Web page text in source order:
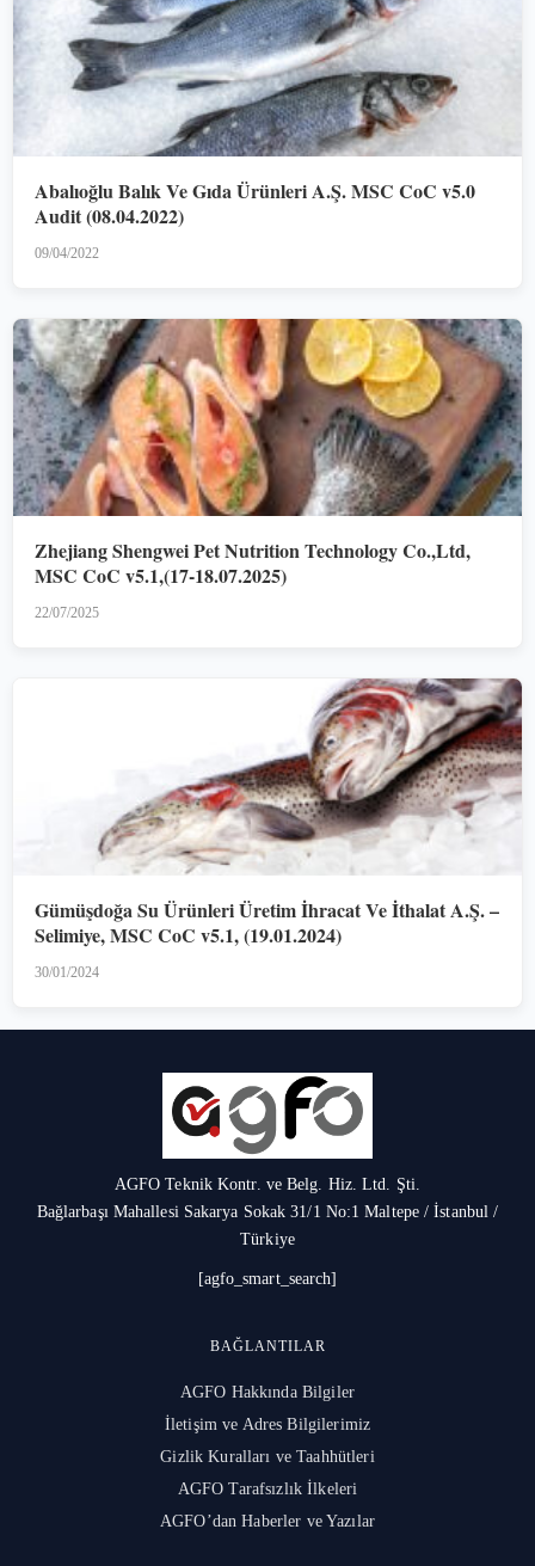
Abalıoğlu Balık Ve Gıda Ürünleri A.Ş. MSC CoC v5.0
Audit (08.04.2022)
09/04/2022
Zhejiang Shengwei Pet Nutrition Technology Co.,Ltd,
MSC CoC v5.1,(17-18.07.2025)
22/07/2025
Gümüşdoğa Su Ürünleri Üretim İhracat Ve İthalat A.Ş. –
Selimiye, MSC CoC v5.1, (19.01.2024)
30/01/2024
AGFO Teknik Kontr. ve Belg. Hiz. Ltd. Şti.
Bağlarbaşı Mahallesi Sakarya Sokak 31/1 No:1 Maltepe / İstanbul /
Türkiye
[agfo_smart_search]
BAĞLANTILAR
AGFO Hakkında Bilgiler
İletişim ve Adres Bilgilerimiz
Gizlik Kuralları ve Taahhütleri
AGFO Tarafsızlık İlkeleri
AGFO’dan Haberler ve Yazılar